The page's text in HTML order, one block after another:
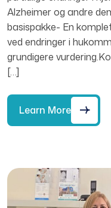
Alzheimer og andre
basispakke- En
ved endringer i
grundigere
[…]
Learn More